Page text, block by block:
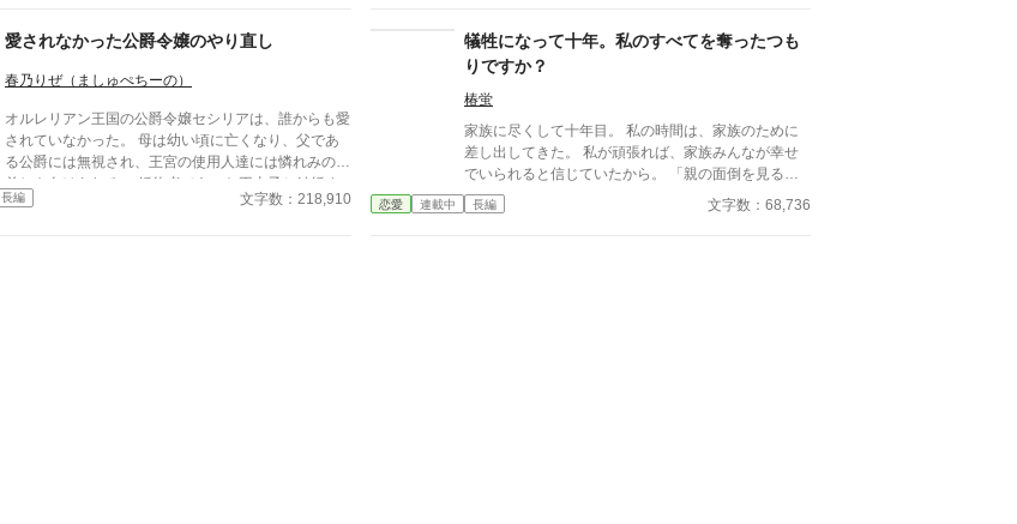
後も、彼女の献身が報われることはなかった。差し出
したものは当然のものとして扱われ、最後には処刑さ
れた。 その最期に、彼女のそばにいたのは、翼がな
く空を飛べない白い竜だけだった。 目を覚ましたフ
レイヤは、父の戦死を告げられた日に戻っていた。
ならば、もう同じ道は選ばない。 王太子の栄光のた
めに戦うことも、王都の涙に命を差し出すことも、二
度としない。 彼女が守るべきものは、雪深い辺境に
ある。 飛べない白い竜がいる。父が遺した寡黙な竜
愛されなかった公爵令嬢のやり直し
春乃りぜ（ましゅぺちーの）
オルレリアン王国の公爵令嬢セシリアは、誰からも愛
されていなかった。 母は幼い頃に亡くなり、父であ
る公爵には無視され、王宮の使用人達には憐れみの眼
差しを向けられる。 婚約者であった王太子と結婚す
るが夫となった王太子には冷遇されていた。 そんな
長編 文字数：218,910
犠牲になって十年。私のすべてを奪ったつも
りですか？
椿蛍
家族に尽くして十年目。 私の時間は、家族のために
差し出してきた。 私が頑張れば、家族みんなが幸せ
でいられると信じていたから。 「親の面倒を見るの
は当たり前。恩を着せられてもね」 「お姉様が婚期
を逃したのは、要領が悪いせい」 どれだけ家族に尽
恋愛 連載中 長編 文字数：68,736